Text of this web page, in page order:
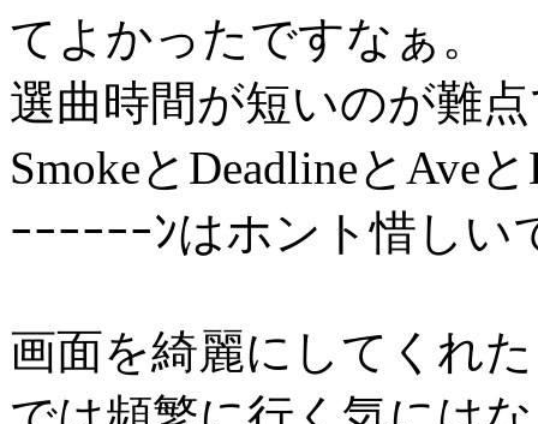
てよかったですなぁ。
選曲時間が短いのが難
SmokeとDeadlineとAve
ｰｰｰｰｰｰﾝはホント惜しい
画面を綺麗にしてくれ